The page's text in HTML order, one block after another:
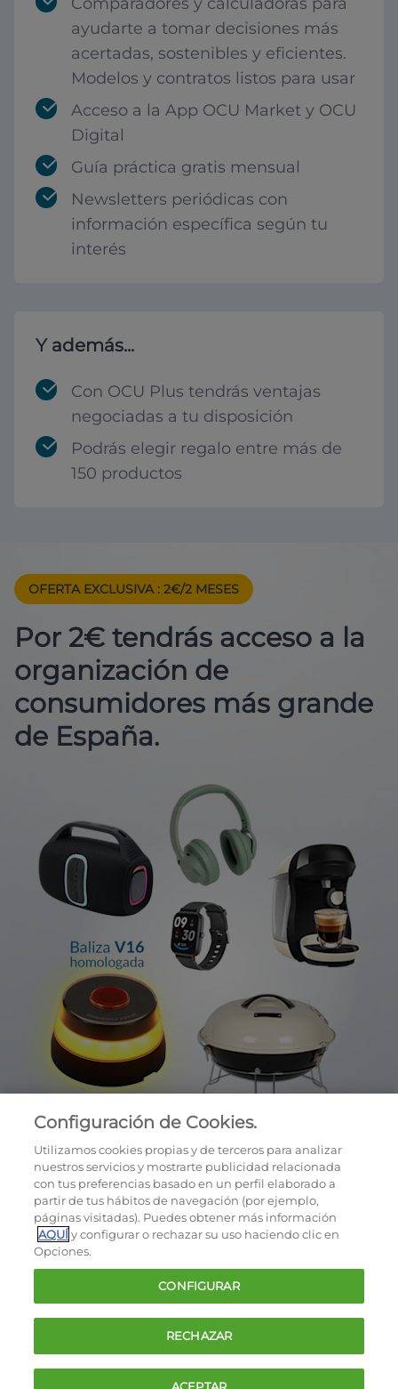
ayudarte a tomar decisiones más
acertadas, sostenibles y eficientes.
Modelos y contratos listos para usar
Acceso a la App OCU Market y OCU
Digital
Guía práctica gratis mensual
Newsletters periódicas con
información específica según tu
interés
Y además...
Con OCU Plus tendrás ventajas
negociadas a tu disposición
Podrás elegir regalo entre más de
150 productos
OFERTA EXCLUSIVA : 2€/2 MESES
Por 2€ tendrás acceso a la
organización de
consumidores más grande
de España.
Cookies
Política de privacidad
Términos y condiciones de la oferta
Contacto
FAQ
Configuración de Cookies.
Utilizamos cookies propias y de terceros para analizar
nuestros servicios y mostrarte publicidad relacionada
con tus preferencias basado en un perfil elaborado a
partir de tus hábitos de navegación (por ejemplo,
páginas visitadas). Puedes obtener más información
AQUÍy configurar o rechazar su uso haciendo clic en
Opciones.
CONFIGURAR
RECHAZAR